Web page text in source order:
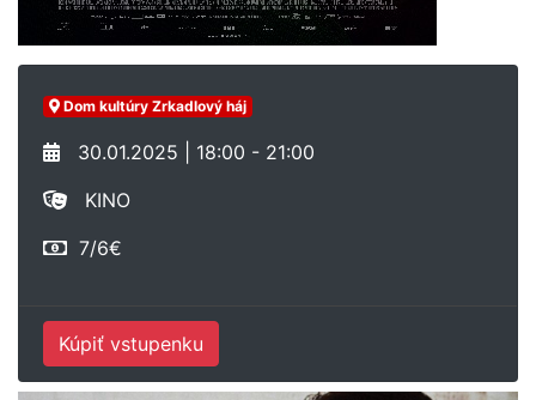
Dom kultúry Zrkadlový háj
30.01.2025 | 18:00 - 21:00
KINO
7/6€
Kúpiť vstupenku